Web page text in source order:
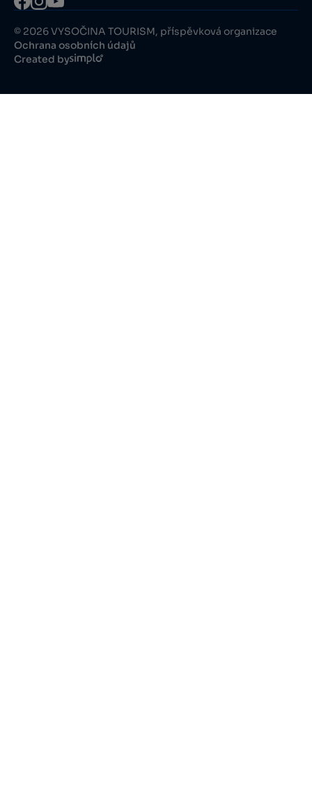
© 2026 VYSOČINA TOURISM, příspěvková organizace
Ochrana osobních údajů
Created by